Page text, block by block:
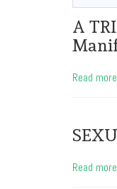
A
Read
Read